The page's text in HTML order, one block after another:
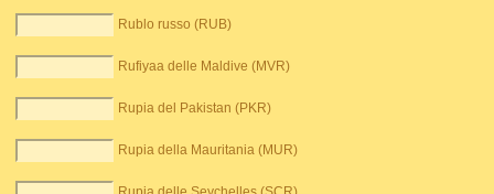
Rublo russo (RUB)
Rufiyaa delle Maldive (MVR)
Rupia del Pakistan (PKR)
Rupia della Mauritania (MUR)